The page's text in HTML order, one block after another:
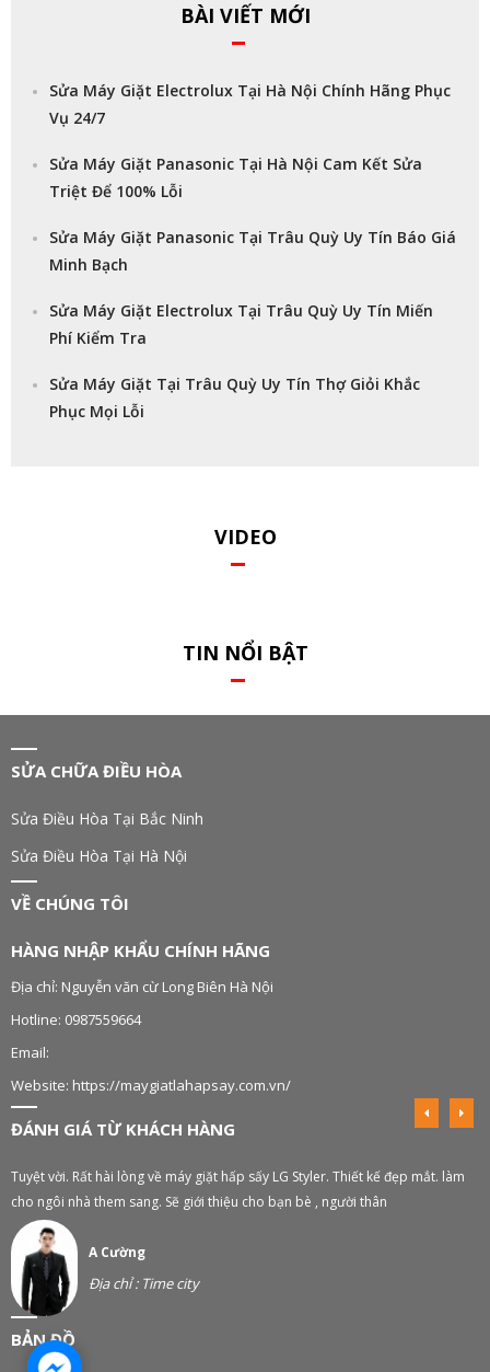
BÀI VIẾT MỚI
Sửa Máy Giặt Electrolux Tại Hà Nội Chính Hãng Phục
Vụ 24/7
Sửa Máy Giặt Panasonic Tại Hà Nội Cam Kết Sửa
Triệt Để 100% Lỗi
Sửa Máy Giặt Panasonic Tại Trâu Quỳ Uy Tín Báo Giá
Minh Bạch
Sửa Máy Giặt Electrolux Tại Trâu Quỳ Uy Tín Miến
Phí Kiểm Tra
Sửa Máy Giặt Tại Trâu Quỳ Uy Tín Thợ Giỏi Khắc
Phục Mọi Lỗi
VIDEO
TIN NỔI BẬT
SỬA CHỮA ĐIỀU HÒA
Sửa Điều Hòa Tại Bắc Ninh
Sửa Điều Hòa Tại Hà Nội
VỀ CHÚNG TÔI
HÀNG NHẬP KHẨU CHÍNH HÃNG
Địa chỉ: Nguyễn văn cừ Long Biên Hà Nội
Hotline: 0987559664
Email:
Website: https://maygiatlahapsay.com.vn/
ĐÁNH GIÁ TỪ KHÁCH HÀNG
Tuyệt vời. Rất hài lòng về máy giặt hấp sấy LG Styler. Thiết kế đẹp mắt. làm
cho ngôi nhà them sang. Sẽ giới thiệu cho bạn bè , người thân
A Cường
Địa chỉ : Time city
BẢN ĐỒ